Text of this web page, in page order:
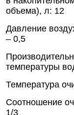
объема), л: 12
Давление
– 0,5
температуры
Температура
Соотношение
1/3